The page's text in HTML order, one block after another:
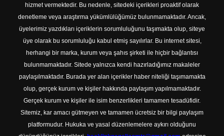
hizmet vermektedir. Bu nedenle, sitedeki içerikleri proaktif olarak
denetleme veya araştırma yükümlülüğümüz bulunmamaktadır. Ancak,
üyelerimiz yazdıkları içeriklerin sorumluluğunu taşımakta olup, siteye
üye olarak bu sorumluluğu kabul etmiş sayılırlar. Bu internet sitesi,
herhangi bir marka, kurum veya şahıs şirketi ile hiçbir bağlantısı
bulunmamaktadır. Sitede yalnızca kendi hazırladığımız makaleler
paylaşılmaktadır. Burada yer alan içerikler haber niteliği taşımamakta
olup, gerçek kurum ve kişiler hakkında paylaşım yapılmamaktadır.
Gerçek kurum ve kişiler ile isim benzerlikleri tamamen tesadüfidir.
Sitemiz, kar amacı gütmeyen ve tamamen ücretsiz bir bilgi paylaşım
platformudur. Hukuka ve yasal düzenlemelere aykırı olduğunu